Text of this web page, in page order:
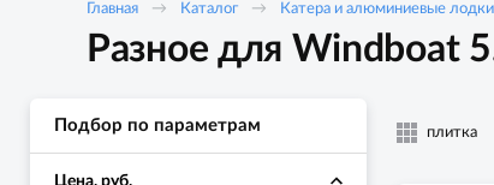
Главная Каталог Катера и алюминиевые лодки
Разное для Windboat
Подбор по параметрам
Цена, руб.
плитка